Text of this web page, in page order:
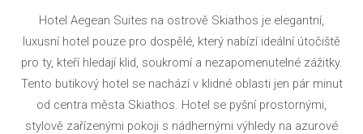
Hotel Aegean Suites na ostrově Skiathos je elegantní,
luxusní hotel pouze pro dospělé, který nabízí ideální útočiště
pro ty, kteří hledají klid, soukromí a nezapomenutelné zážitky.
Tento butikový hotel se nachází v klidné oblasti jen pár minut
od centra města Skiathos. Hotel se pyšní prostornými,
stylově zařízenými pokoji s nádhernými výhledy na azurové